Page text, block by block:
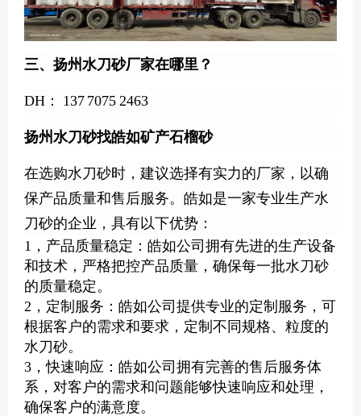
三、扬州水刀砂厂家在哪里？
DH： 137 7075 2463
扬州水刀砂找皓如矿产石榴砂
在选购水刀砂时，建议选择有实力的厂家，以确
保产品质量和售后服务。皓如是一家专业生产水
刀砂的企业，具有以下优势：
1，产品质量稳定：皓如公司拥有先进的生产设备
和技术，严格把控产品质量，确保每一批水刀砂
的质量稳定。
2，定制服务：皓如公司提供专业的定制服务，可
根据客户的需求和要求，定制不同规格、粒度的
水刀砂。
3，快速响应：皓如公司拥有完善的售后服务体
系，对客户的需求和问题能够快速响应和处理，
确保客户的满意度。